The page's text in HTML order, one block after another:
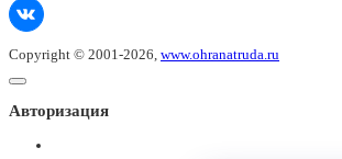
Copyright © 2001-2026, www.ohranatruda.ru
Авторизация